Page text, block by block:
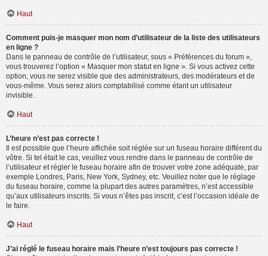
Haut
Comment puis-je masquer mon nom d’utilisateur de la liste des utilisateurs
en ligne ?
Dans le panneau de contrôle de l’utilisateur, sous « Préférences du forum »,
vous trouverez l’option « Masquer mon statut en ligne ». Si vous activez cette
option, vous ne serez visible que des administrateurs, des modérateurs et de
vous-même. Vous serez alors comptabilisé comme étant un utilisateur
invisible.
Haut
L’heure n’est pas correcte !
Il est possible que l’heure affichée soit réglée sur un fuseau horaire différent du
vôtre. Si tel était le cas, veuillez vous rendre dans le panneau de contrôle de
l’utilisateur et régler le fuseau horaire afin de trouver votre zone adéquate, par
exemple Londres, Paris, New York, Sydney, etc. Veuillez noter que le réglage
du fuseau horaire, comme la plupart des autres paramètres, n’est accessible
qu’aux utilisateurs inscrits. Si vous n’êtes pas inscrit, c’est l’occasion idéale de
le faire.
Haut
J’ai réglé le fuseau horaire mais l’heure n’est toujours pas correcte !